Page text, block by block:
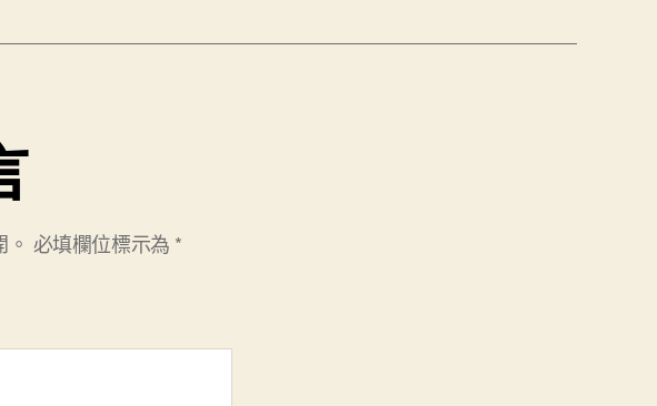
必填欄位標示為 *